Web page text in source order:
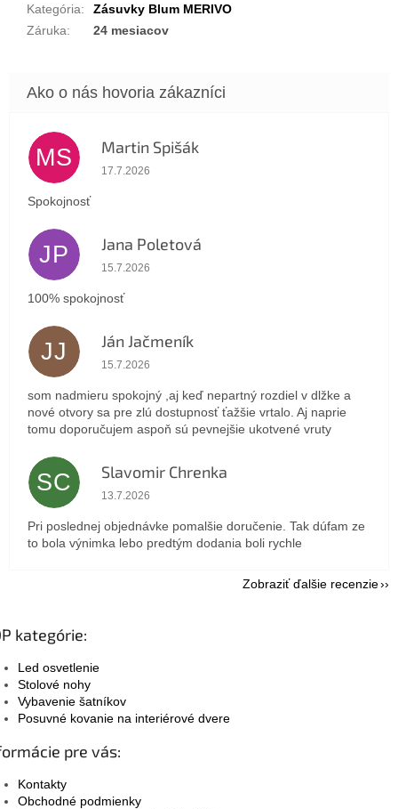
Kategória:
Zásuvky Blum MERIVO
Záruka: 24 mesiacov
MS Martin Spišák
Hodnotenie obchodu je 5 z 5 hviezdičiek.
17.7.2026
Spokojnosť
JP Jana Poletová
Hodnotenie obchodu je 5 z 5 hviezdičiek.
15.7.2026
100% spokojnosť
JJ Ján Jačmeník
Hodnotenie obchodu je 5 z 5 hviezdičiek.
15.7.2026
som nadmieru spokojný ,aj keď nepartný rozdiel v dlžke a
nové otvory sa pre zlú dostupnosť ťažšie vrtalo. Aj naprie
tomu doporučujem aspoň sú pevnejšie ukotvené vruty
SC Slavomir Chrenka
Hodnotenie obchodu je 5 z 5 hviezdičiek.
13.7.2026
Pri poslednej objednávke pomalšie doručenie. Tak dúfam ze
to bola výnimka lebo predtým dodania boli rychle
Zobraziť ďalšie recenzie
kategórie:
Led osvetlenie
Stolové nohy
Vybavenie šatníkov
Posuvné kovanie na interiérové dvere
pre vás:
Kontakty
Obchodné podmienky